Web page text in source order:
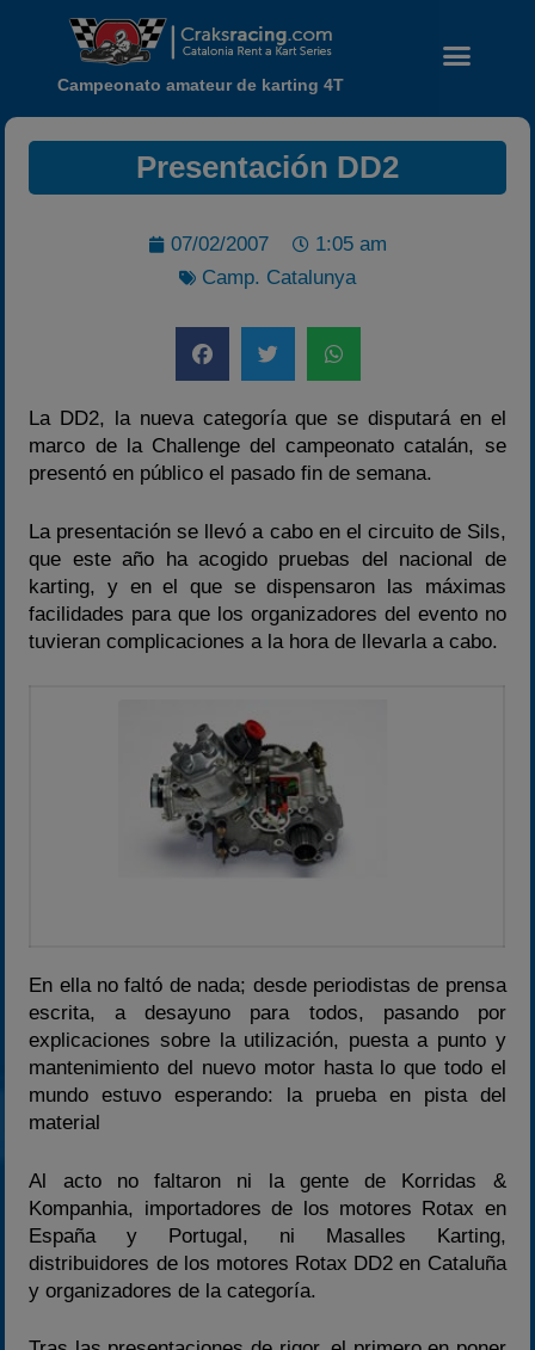
Noticias
Campeonato
Temporada 2026
2020-2021
2022
2023
Preguntas Frecuentes
Campeonato amateur de karting 4T
Presentación DD2
07/02/2007
1:05 am
Camp. Catalunya
La DD2, la nueva categoría que se disputará en el
marco de la Challenge del campeonato catalán, se
presentó en público el pasado fin de semana.
La presentación se llevó a cabo en el circuito de Sils,
que este año ha acogido pruebas del nacional de
karting, y en el que se dispensaron las máximas
facilidades para que los organizadores del evento no
tuvieran complicaciones a la hora de llevarla a cabo.
En ella no faltó de nada; desde periodistas de prensa
escrita, a desayuno para todos, pasando por
explicaciones sobre la utilización, puesta a punto y
mantenimiento del nuevo motor hasta lo que todo el
mundo estuvo esperando: la prueba en pista del
material
Al acto no faltaron ni la gente de Korridas &
Kompanhia, importadores de los motores Rotax en
España y Portugal, ni Masalles Karting,
distribuidores de los motores Rotax DD2 en Cataluña
y organizadores de la categoría.